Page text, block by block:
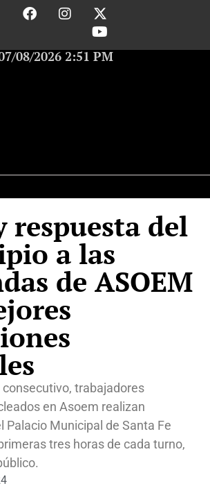
08/2026 2:51 PM
respuesta del
a las
de ASOEM
trabajadores
en Asoem realizan
Palacio Municipal de Santa Fe
tres horas de cada turno,